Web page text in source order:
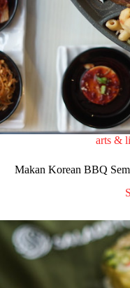
arts &
Makan Korean BBQ